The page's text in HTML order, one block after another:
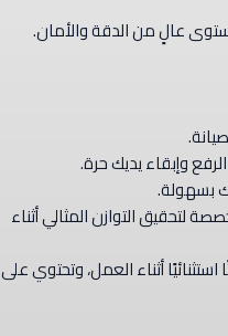
عالٍ من الدقة والأمان.
وإبقاء يديك حرة.
بسهولة.
المخصصة لتحقيق التوازن المثالي أثناء
أثناء العمل، وتحتوي على